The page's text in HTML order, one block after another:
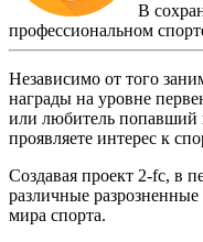
В
профессиональном
Независимо от того
награды на уровне
или любитель попавший
проявляете интерес к
Создавая проект 2-fc, в
различные
мира спорта.